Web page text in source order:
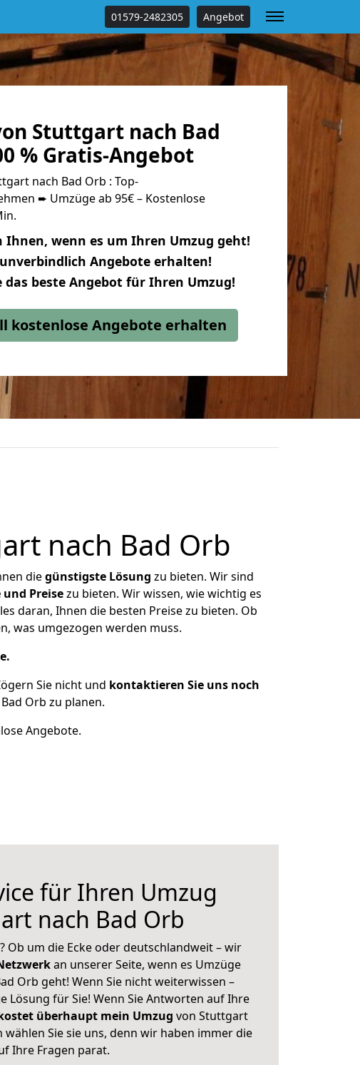
01579-2482305 Angebot
Stuttgart nach Bad
% Gratis-Angebot
nach Bad Orb : Top-
➨ Umzüge ab 95€ – Kostenlose
Ihnen, wenn es um Ihren Umzug geht!
Angebote erhalten!
das beste Angebot für Ihren Umzug!
kostenlose Angebote erhalten
nach Bad Orb
diegünstigste Lösung zu bieten. Wir sind
Preisezu bieten. Wir wissen, wie wichtig es
daran, Ihnen die besten Preise zu bieten. Ob
was umgezogen werden muss.
Sie nicht und kontaktieren Sie uns noch
Orb zu planen.
Angebote.
für Ihren Umzug
nach Bad Orb
Ob um die Ecke oder deutschlandweit – wir
an unserer Seite, wenn es Umzüge
Orb geht! Wenn Sie nicht weiterwissen –
Lösung für Sie! Wenn Sie Antworten auf Ihre
überhaupt mein Umzug von Stuttgart
wählen Sie sie uns, denn wir haben immer die
Ihre Fragen parat.